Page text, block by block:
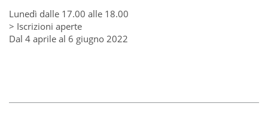
Lunedì dalle 17.00 alle 18.00
> Iscrizioni aperte
Dal 4 aprile al 6 giugno 2022